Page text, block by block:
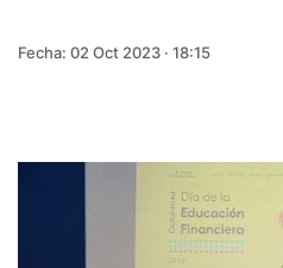
Fecha: 02 Oct 2023 · 18:15